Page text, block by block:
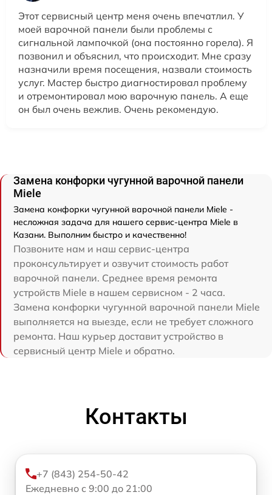
Этот сервисный центр меня очень впечатлил. У
моей варочной панели были проблемы с
сигнальной лампочкой (она постоянно горела). Я
позвонил и объяснил, что происходит. Мне сразу
назначили время посещения, назвали стоимость
услуг. Мастер быстро диагностировал проблему
и отремонтировал мою варочную панель. А еще
он был очень вежлив. Очень рекомендую.
Замена конфорки чугунной варочной панели
Miele
Замена конфорки чугунной варочной панели Miele -
несложная задача для нашего сервис-центра Miele в
Казани. Выполним быстро и качественно!
Позвоните нам и наш сервис-центра
проконсультирует и озвучит стоимость работ
варочной панели. Среднее время ремонта
устройств Miele в нашем сервисном - 2 часа.
Замена конфорки чугунной варочной панели Miele
выполняется на выезде, если не требует сложного
ремонта. Наш курьер доставит устройство в
сервисный центр Miele и обратно.
Контакты
+7 (843) 254-50-42
Ежедневно с 9:00 до 21:00